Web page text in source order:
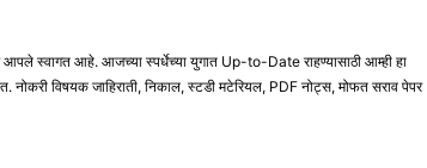
स्वागत आहे. आजच्या स्पर्धेच्या युगात Up-to-Date राहण्यासाठी आम्ही हा
विषयक जाहिराती, निकाल, स्टडी मटेरियल, PDF नोट्स, मोफत सराव पेपर